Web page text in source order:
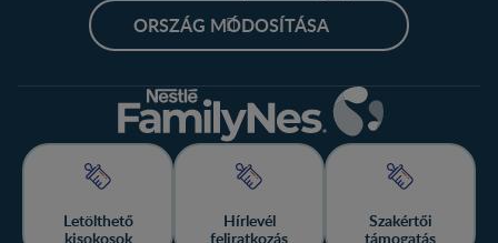
ORSZÁG MÓDOSÍTÁSA
Letölthető
kisokosok
Hírlevél
feliratkozás
Szakértői
támogatás